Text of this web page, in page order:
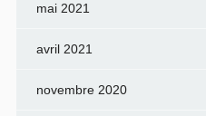
mai 2021
avril 2021
novembre 2020